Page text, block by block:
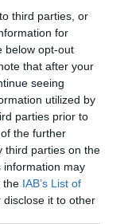
third parties, or
for
below opt-out
that after your
seeing
utilized by
parties prior to
the further
third parties on the
information may
the IAB’s List of
it to other
παρακαλώ
που ύστερα-
Ελένη θυμάμαι
Μαρία
οι κάργιες
και στα
περισσότερο κι